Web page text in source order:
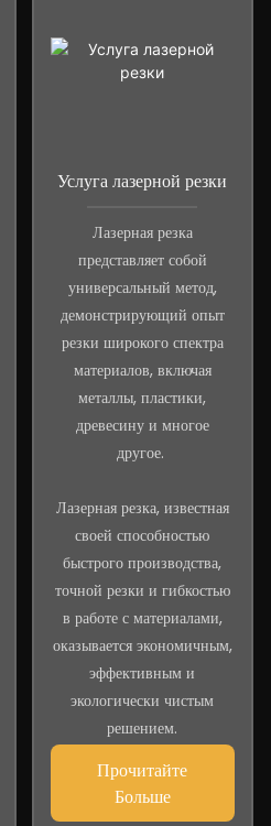
Услуга лазерной резки
Лазерная резка
представляет собой
универсальный метод,
демонстрирующий опыт
резки широкого спектра
материалов, включая
металлы, пластики,
древесину и многое
другое.
Лазерная резка, известная
своей способностью
быстрого производства,
точной резки и гибкостью
в работе с материалами,
оказывается экономичным,
эффективным и
экологически чистым
решением.
Прочитайте
Больше